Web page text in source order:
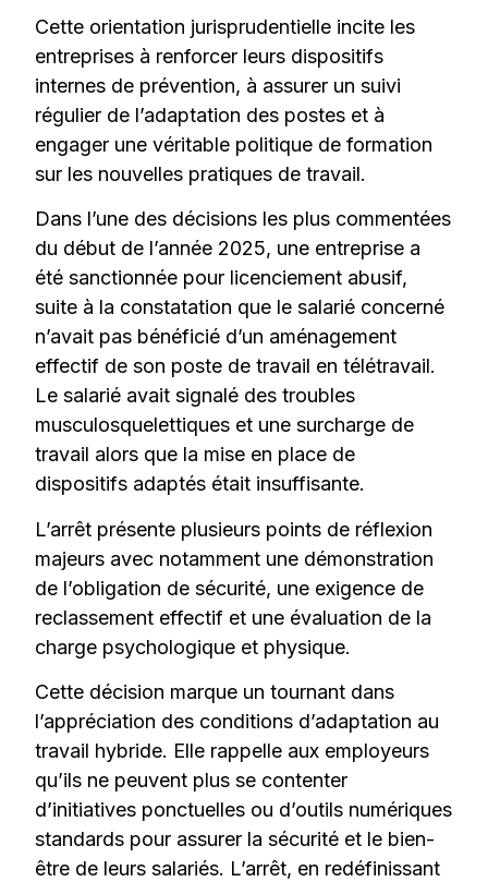
Cette orientation jurisprudentielle incite les
entreprises à renforcer leurs dispositifs
internes de prévention, à assurer un suivi
régulier de l’adaptation des postes et à
engager une véritable politique de formation
sur les nouvelles pratiques de travail.
Dans l’une des décisions les plus commentées
du début de l’année 2025, une entreprise a
été sanctionnée pour licenciement abusif,
suite à la constatation que le salarié concerné
n’avait pas bénéficié d’un aménagement
effectif de son poste de travail en télétravail.
Le salarié avait signalé des troubles
musculosquelettiques et une surcharge de
travail alors que la mise en place de
dispositifs adaptés était insuffisante.
L’arrêt présente plusieurs points de réflexion
majeurs avec notamment une démonstration
de l’obligation de sécurité, une exigence de
reclassement effectif et une évaluation de la
charge psychologique et physique.
Cette décision marque un tournant dans
l’appréciation des conditions d’adaptation au
travail hybride. Elle rappelle aux employeurs
qu’ils ne peuvent plus se contenter
d’initiatives ponctuelles ou d’outils numériques
standards pour assurer la sécurité et le bien-
être de leurs salariés. L’arrêt, en redéfinissant